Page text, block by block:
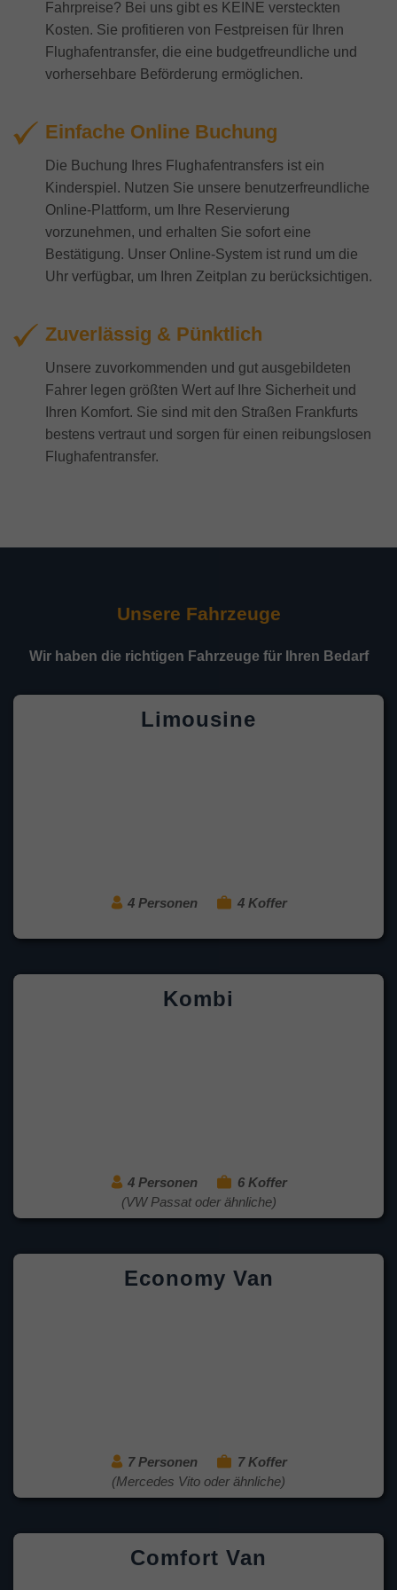
Fahrpreise? Bei uns gibt es KEINE versteckten
Kosten. Sie profitieren von Festpreisen für Ihren
Flughafentransfer, die eine budgetfreundliche und
vorhersehbare Beförderung ermöglichen.
Einfache Online Buchung
Die Buchung Ihres Flughafentransfers ist ein
Kinderspiel. Nutzen Sie unsere benutzerfreundliche
Online-Plattform, um Ihre Reservierung
vorzunehmen, und erhalten Sie sofort eine
Bestätigung. Unser Online-System ist rund um die
Uhr verfügbar, um Ihren Zeitplan zu berücksichtigen.
Zuverlässig & Pünktlich
Unsere zuvorkommenden und gut ausgebildeten
Fahrer legen größten Wert auf Ihre Sicherheit und
Ihren Komfort. Sie sind mit den Straßen Frankfurts
bestens vertraut und sorgen für einen reibungslosen
Flughafentransfer.
Unsere Fahrzeuge
Wir haben die richtigen Fahrzeuge für Ihren Bedarf
Limousine
4 Personen 4 Koffer
Kombi
4 Personen
6 Koffer
(VW Passat oder ähnliche)
Economy Van
7 Personen
7 Koffer
(Mercedes Vito oder ähnliche)
Comfort Van